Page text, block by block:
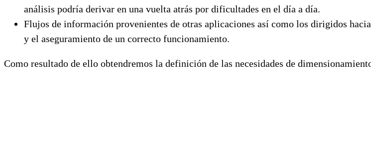
análisis podría derivar en una vuelta atrás por dificultades en el día a día.
Flujos de información provenientes de otras aplicaciones así como los dirigidos
y el aseguramiento de un correcto funcionamiento.
Como resultado de ello obtendremos la definición de las necesidades de